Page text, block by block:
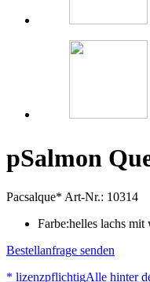
pSalmon
Pacsalque* Art-Nr.: 10314
Farbe:helles lachs mit
Bestellanfrage senden
* lizenzpflichtigAlle hinter